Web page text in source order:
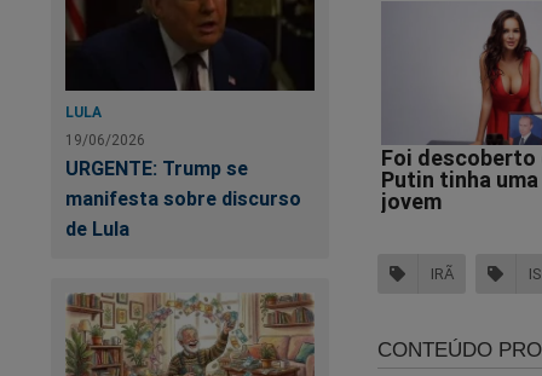
LULA
19/06/2026
URGENTE: Trump se
manifesta sobre discurso
de Lula
IRÃ